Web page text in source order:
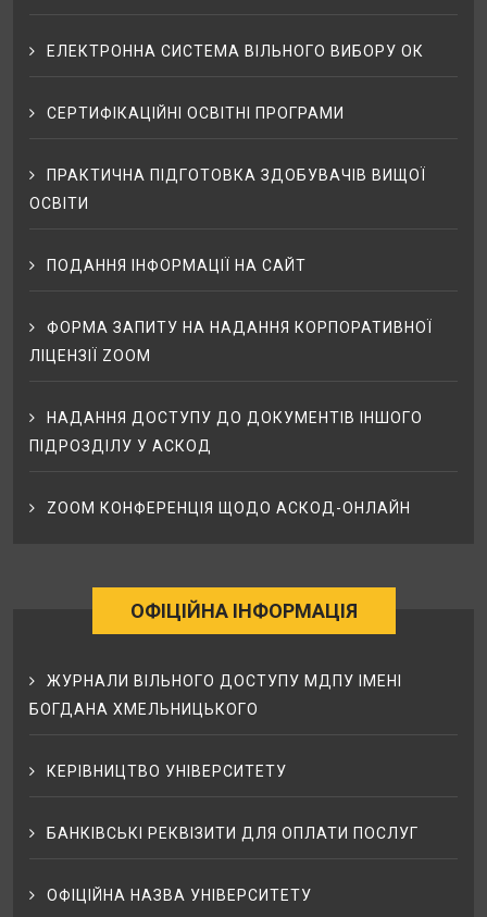
ЕЛЕКТРОННА СИСТЕМА ВІЛЬНОГО ВИБОРУ ОК
СЕРТИФІКАЦІЙНІ ОСВІТНІ ПРОГРАМИ
ПРАКТИЧНА ПІДГОТОВКА ЗДОБУВАЧІВ ВИЩОЇ
ОСВІТИ
ПОДАННЯ ІНФОРМАЦІЇ НА САЙТ
ФОРМА ЗАПИТУ НА НАДАННЯ КОРПОРАТИВНОЇ
ЛІЦЕНЗІЇ ZOOM
НАДАННЯ ДОСТУПУ ДО ДОКУМЕНТІВ ІНШОГО
ПІДРОЗДІЛУ У АСКОД
ZOOM КОНФЕРЕНЦІЯ ЩОДО АСКОД-ОНЛАЙН
ОФІЦІЙНА ІНФОРМАЦІЯ
ЖУРНАЛИ ВІЛЬНОГО ДОСТУПУ МДПУ ІМЕНІ
БОГДАНА ХМЕЛЬНИЦЬКОГО
КЕРІВНИЦТВО УНІВЕРСИТЕТУ
БАНКІВСЬКІ РЕКВІЗИТИ ДЛЯ ОПЛАТИ ПОСЛУГ
ОФІЦІЙНА НАЗВА УНІВЕРСИТЕТУ